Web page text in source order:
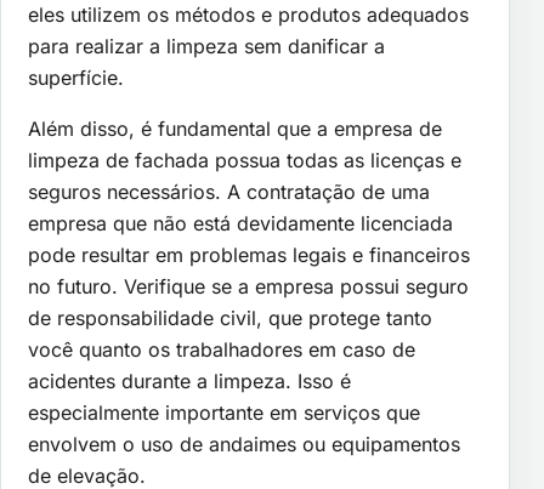
eles utilizem os métodos e produtos adequados
para realizar a limpeza sem danificar a
superfície.
Além disso, é fundamental que a empresa de
limpeza de fachada possua todas as licenças e
seguros necessários. A contratação de uma
empresa que não está devidamente licenciada
pode resultar em problemas legais e financeiros
no futuro. Verifique se a empresa possui seguro
de responsabilidade civil, que protege tanto
você quanto os trabalhadores em caso de
acidentes durante a limpeza. Isso é
especialmente importante em serviços que
envolvem o uso de andaimes ou equipamentos
de elevação.